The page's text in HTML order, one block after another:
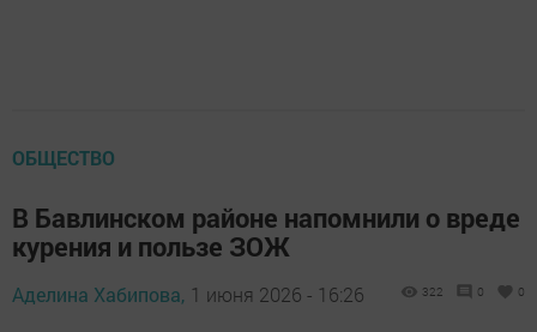
ОБЩЕСТВО
В Бавлинском районе напомнили о вреде
курения и пользе ЗОЖ
Аделина Хабипова, 1 июня 2026 - 16:26 322 0 0